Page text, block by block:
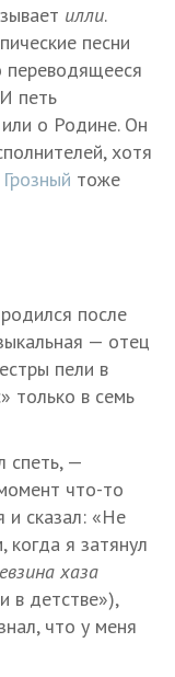
илли.
песни
переводящееся
петь
о Родине. Он
хотя
тоже
после
— отец
пели в
только в семь
спеть, —
что-то
и сказал: «Не
я затянул
хаза
в детстве»),
что у меня